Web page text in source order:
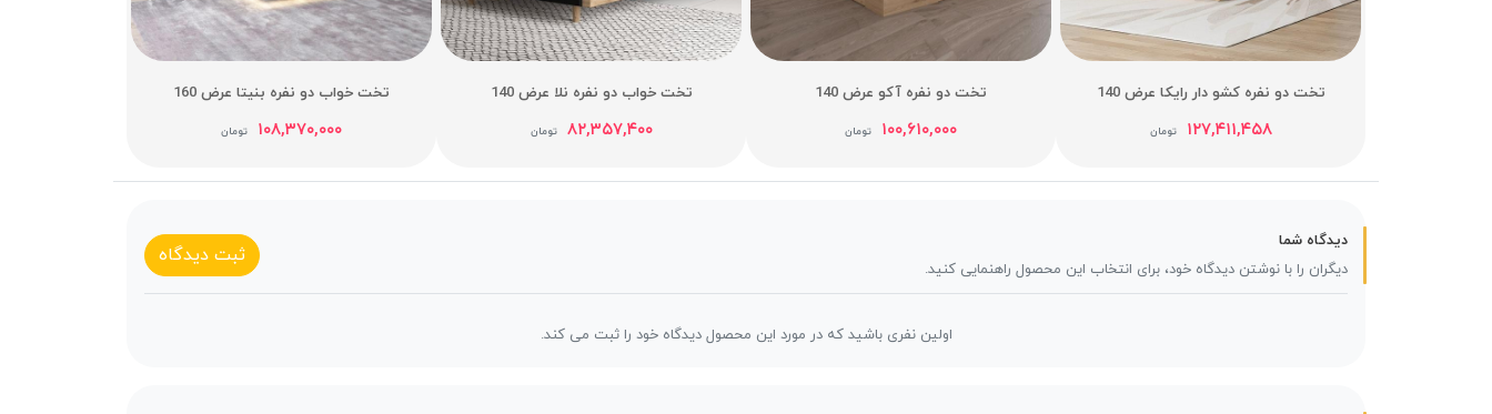
تخت دو نفره کشو دار رایکا عرض 140
۱۲۷,۴۱۱,۴۵۸ تومان
تخت دو نفره آکو عرض 140
۱۰۰,۶۱۰,۰۰۰ تومان
تخت خواب دو نفره نلا عرض 140
۸۲,۳۵۷,۴۰۰ تومان
تخت خواب دو نفره بنیتا عرض 160
۱۰۸,۳۷۰,۰۰۰ تومان
دیدگاه شما
دیگران را با نوشتن دیدگاه خود، برای انتخاب این محصول راهنمایی کنید.
ثبت دیدگاه
اولین نفری باشید که در مورد این محصول دیدگاه خود را ثبت می کند.